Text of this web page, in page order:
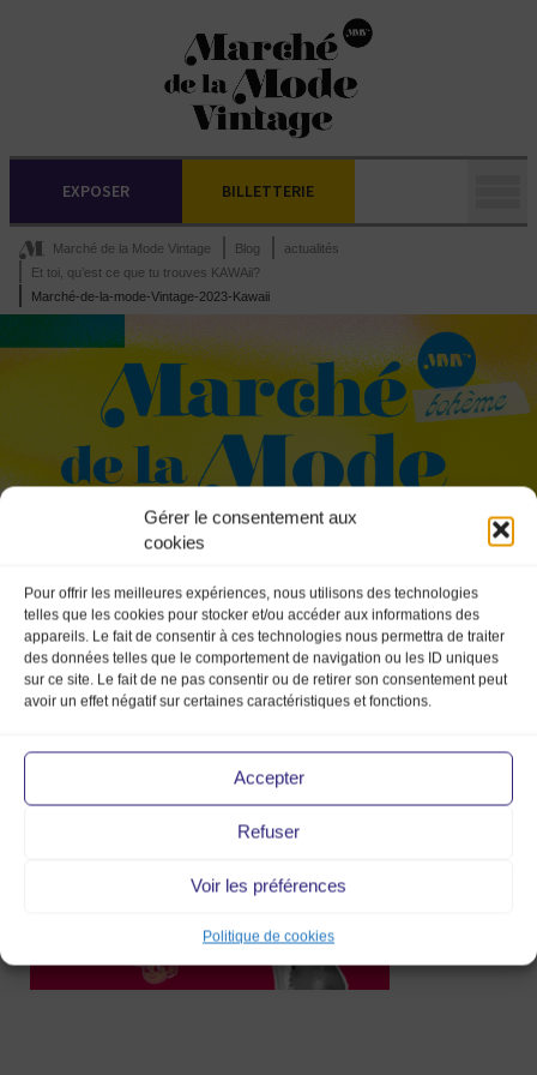
Gérer le consentement aux
cookies
Pour offrir les meilleures expériences, nous utilisons des technologies
telles que les cookies pour stocker et/ou accéder aux informations des
appareils. Le fait de consentir à ces technologies nous permettra de traiter
des données telles que le comportement de navigation ou les ID uniques
sur ce site. Le fait de ne pas consentir ou de retirer son consentement peut
avoir un effet négatif sur certaines caractéristiques et fonctions.
Accepter
Refuser
Voir les préférences
Politique de cookies
EXPOSER BILLETTERIE
Marché de la Mode Vintage Blog
actualités
Et toi, qu’est ce que tu trouves KAWAii?
Marché-de-la-mode-Vintage-2023-Kawaii
Marché-de-la-mode-Vintage-2023-
Kawaii